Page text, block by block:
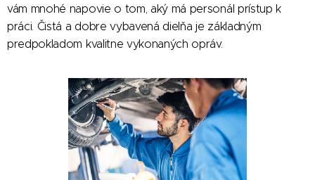
vám mnohé napovie o tom, aký má personál prístup k
práci. Čistá a dobre vybavená dielňa je základným
predpokladom kvalitne vykonaných opráv.